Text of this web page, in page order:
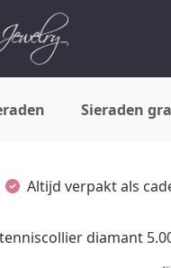
Sieraden
Altijd verpakt als
diamant